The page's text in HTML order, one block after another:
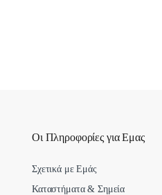
Οι Πληροφορίες για Εμας
Σχετικά με Εμάς
Καταστήματα & Σημεία